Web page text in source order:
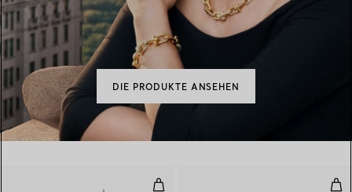
DIE PRODUKTE ANSEHEN
Mesh Fransenohrringe